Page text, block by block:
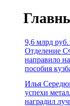
9,6 млрд руб.
Отделение
направило
пособия
Илья
успехи
наградил